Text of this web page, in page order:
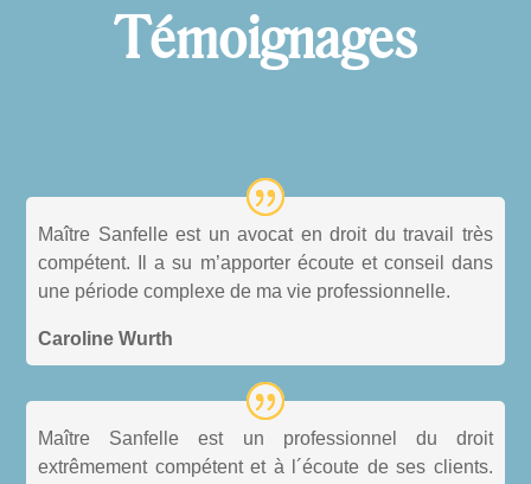
Témoignages
Maître Sanfelle est un avocat en droit du travail très
compétent. Il a su m’apporter écoute et conseil dans
une période complexe de ma vie professionnelle.
Caroline Wurth
Maître Sanfelle est un professionnel du droit
extrêmement compétent et à l´écoute de ses clients.